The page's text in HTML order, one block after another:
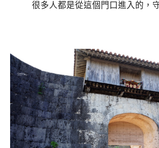
很多人都是從這個門口進入的，